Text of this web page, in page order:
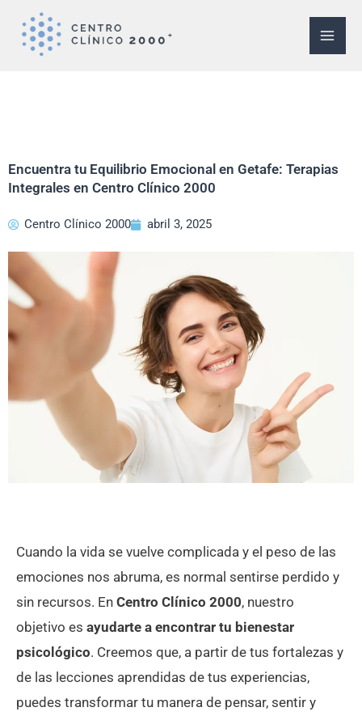
Encuentra tu Equilibrio Emocional en Getafe: Terapias
Integrales en Centro Clínico 2000
Centro Clínico 2000 abril 3, 2025
Cuando la vida se vuelve complicada y el peso de las
emociones nos abruma, es normal sentirse perdido y
sin recursos. En Centro Clínico 2000, nuestro
objetivo es ayudarte a encontrar tu bienestar
psicológico. Creemos que, a partir de tus fortalezas y
de las lecciones aprendidas de tus experiencias,
puedes transformar tu manera de pensar, sentir y